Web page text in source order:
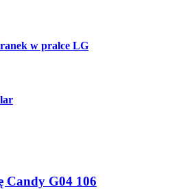
w pralce LG
Candy G04 106